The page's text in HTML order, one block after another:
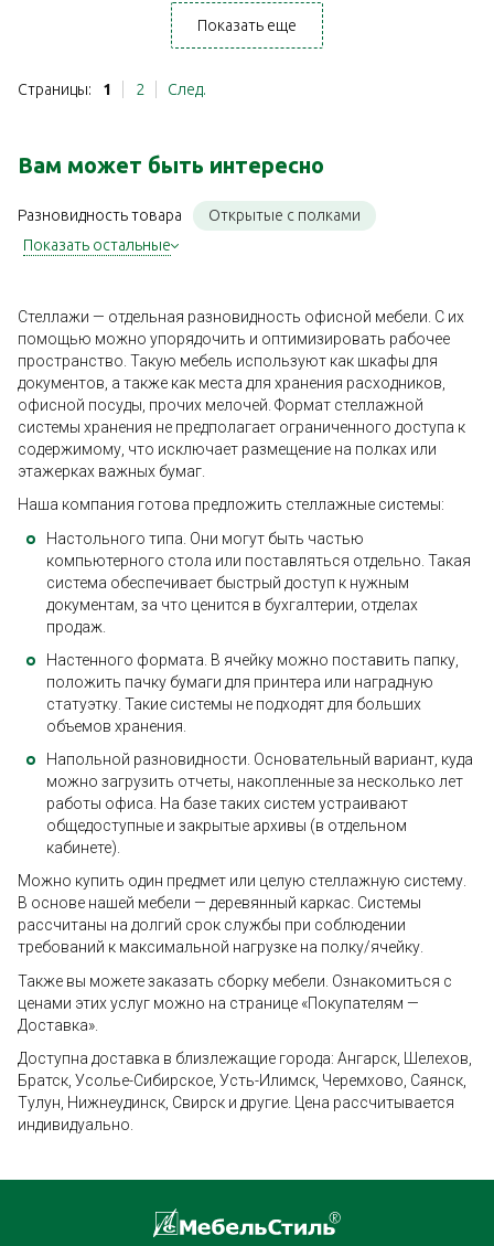
Показать еще
Страницы: 1 2 След.
Вам может быть интересно
Разновидность товара
Открытые с полками
Показать остальные
Стеллажи — отдельная разновидность офисной мебели. С их
помощью можно упорядочить и оптимизировать рабочее
пространство. Такую мебель используют как шкафы для
документов, а также как места для хранения расходников,
офисной посуды, прочих мелочей. Формат стеллажной
системы хранения не предполагает ограниченного доступа к
содержимому, что исключает размещение на полках или
этажерках важных бумаг.
Наша компания готова предложить стеллажные системы:
Настольного типа. Они могут быть частью
компьютерного стола или поставляться отдельно. Такая
система обеспечивает быстрый доступ к нужным
документам, за что ценится в бухгалтерии, отделах
продаж.
Настенного формата. В ячейку можно поставить папку,
положить пачку бумаги для принтера или наградную
статуэтку. Такие системы не подходят для больших
объемов хранения.
Напольной разновидности. Основательный вариант, куда
можно загрузить отчеты, накопленные за несколько лет
работы офиса. На базе таких систем устраивают
общедоступные и закрытые архивы (в отдельном
кабинете).
Можно купить один предмет или целую стеллажную систему.
В основе нашей мебели — деревянный каркас. Системы
рассчитаны на долгий срок службы при соблюдении
требований к максимальной нагрузке на полку/ячейку.
Также вы можете заказать сборку мебели. Ознакомиться с
ценами этих услуг можно на странице «Покупателям —
Доставка».
Доступна доставка в близлежащие города: Ангарск, Шелехов,
Братск, Усолье-Сибирское, Усть-Илимск, Черемхово, Саянск,
Тулун, Нижнеудинск, Свирск и другие. Цена рассчитывается
индивидуально.